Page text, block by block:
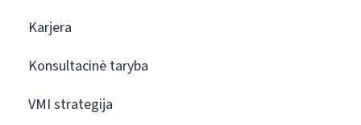
Karjera
Konsultacinė taryba
VMI strategija